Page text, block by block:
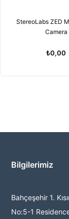
StereoLabs ZED
Camera
₺0,00
Bilgilerimiz
Bahçeşehir 1.
No:5-1